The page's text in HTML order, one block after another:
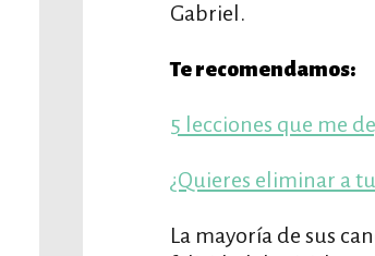
Gabriel.
Te recomendamos:
5 lecciones que me
¿Quieres eliminar a
La mayoría de sus